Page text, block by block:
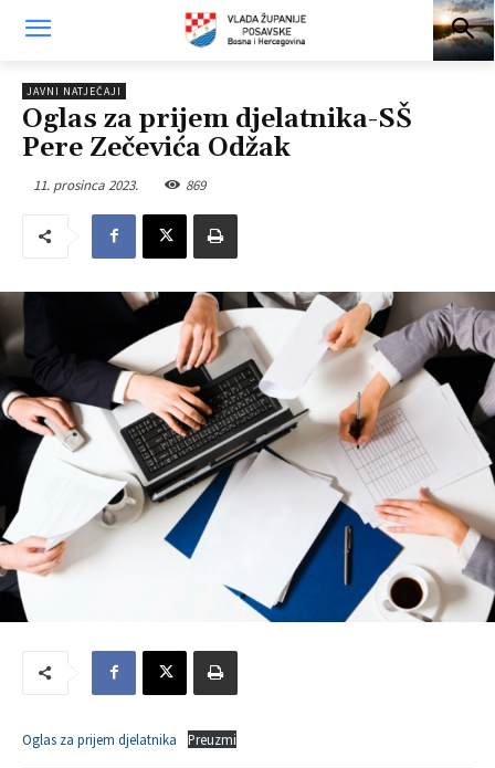
JAVNI NATJEČAJI
Oglas za prijem djelatnika-SŠ
Pere Zečevića Odžak
11. prosinca 2023. 869
Oglas za prijem djelatnika Preuzmi